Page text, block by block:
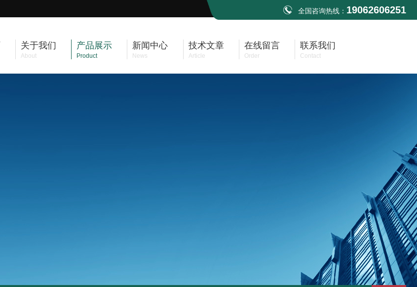
全国咨询热线： 19062606251
关于我们
About
产品展示
Product
新闻中心
News
技术文章
Article
在线留言
Order
联系我们
Contact